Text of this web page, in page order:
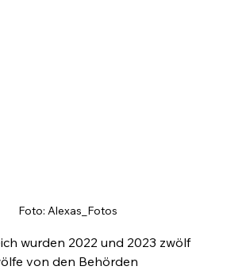
Foto: Alexas_Fotos
wurden 2022 und 2023 zwölf
von den Behörden